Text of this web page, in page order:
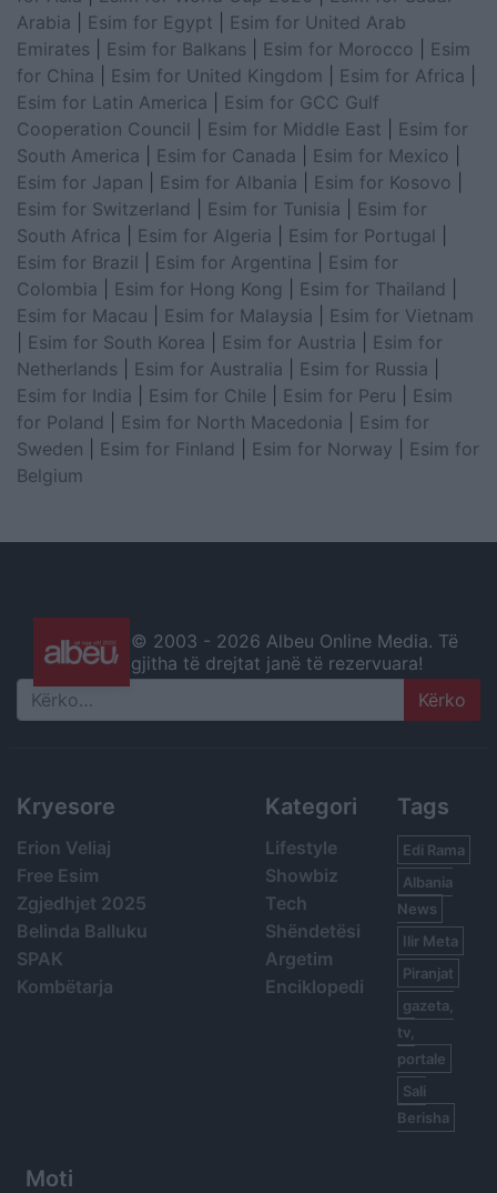
Arabia
Esim for Egypt
Esim for United Arab
Emirates
Esim for Balkans Esim for Morocco
Esim
for China
Esim for United Kingdom Esim for Africa
Esim for Latin America
Esim for GCC Gulf
Cooperation Council
Esim for Middle East
Esim for
South America
Esim for Canada Esim for Mexico
Esim for Japan
Esim for Albania Esim for Kosovo
Esim for Switzerland
Esim for Tunisia
Esim for
South Africa
Esim for Algeria Esim for Portugal
Esim for Brazil
Esim for Argentina
Esim for
Colombia
Esim for Hong Kong Esim for Thailand
Esim for Macau
Esim for Malaysia
Esim for Vietnam
Esim for South Korea Esim for Austria
Esim for
Netherlands
Esim for Australia Esim for Russia
Esim for India
Esim for Chile Esim for Peru
Esim
for Poland
Esim for North Macedonia
Esim for
Sweden
Esim for Finland Esim for Norway
Esim for
Belgium
© 2003 - 2026 Albeu Online Media. Të
gjitha të drejtat janë të rezervuara!
Search
Kryesore
Erion Veliaj
Free Esim
Zgjedhjet 2025
Belinda Balluku
SPAK
Kombëtarja
Kategori
Lifestyle
Showbiz
Tech
Shëndetësi
Argetim
Enciklopedi
Tags
Edi Rama
Albania
News
Ilir Meta
Piranjat
gazeta,
tv,
portale
Sali
Berisha
Moti